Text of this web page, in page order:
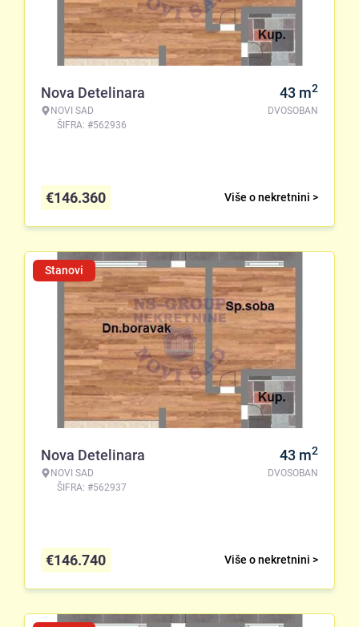
Nova Detelinara
NOVI SAD
ŠIFRA: #562936
43 m2
DVOSOBAN
Više o nekretnini >
€146.360
Stanovi
Nova Detelinara
NOVI SAD
ŠIFRA: #562937
43 m2
DVOSOBAN
Više o nekretnini >
€146.740